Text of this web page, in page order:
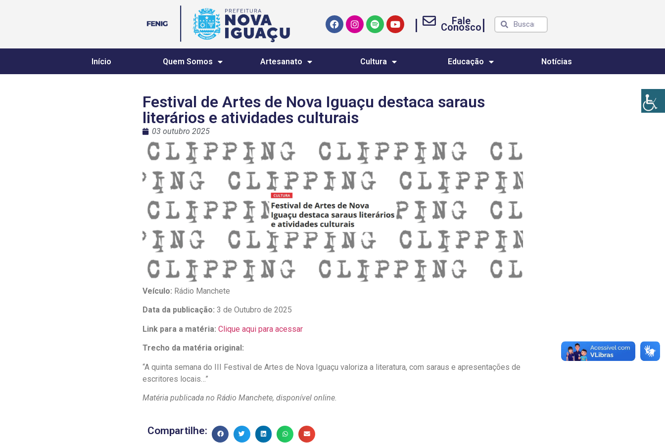
| Fale
Conosco|
Início Quem Somos Artesanato Cultura Educação Notícias
Festival de Artes de Nova Iguaçu destaca saraus
literários e atividades culturais
03 outubro 2025
Veículo: Rádio Manchete
Data da publicação: 3 de Outubro de 2025
Link para a matéria: Clique aqui para acessar
Trecho da matéria original:
“A quinta semana do III Festival de Artes de Nova Iguaçu valoriza a literatura, com saraus e apresentações de
escritores locais…”
Matéria publicada no Rádio Manchete, disponível online.
Compartilhe: